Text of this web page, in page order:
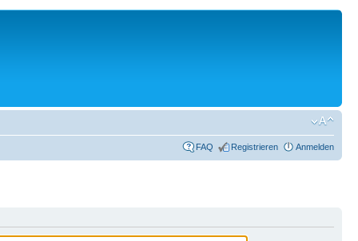
FAQ Registrieren Anmelden